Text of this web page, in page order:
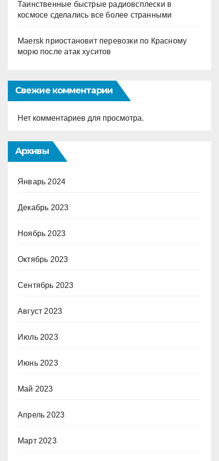
Таинственные быстрые радиовсплески в
космосе сделались все более странными
Maersk приостановит перевозки по Красному
морю после атак хуситов
Свежие комментарии
Нет комментариев для просмотра.
Архивы
Январь 2024
Декабрь 2023
Ноябрь 2023
Октябрь 2023
Сентябрь 2023
Август 2023
Июль 2023
Июнь 2023
Май 2023
Апрель 2023
Март 2023